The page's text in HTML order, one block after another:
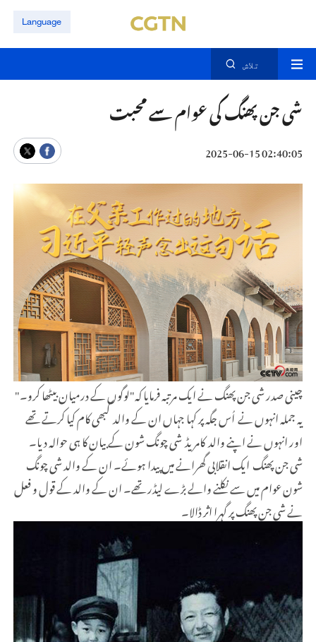
Language
تلاش
شی جن پھنگ کی عوام سے محبت
02:40:05 2025-06-15
چینی صدر شی جن پھنگ نے ایک مرتبہ فرمایا کہ"لوگوں کے درمیان بیٹھا کرو۔"
یہ جملہ انہوں نے اُس جگہ پر کہا جہاں ان کے والد کبھی کام کیا کرتے تھے
اور انہوں نے اپنے والد کامریڈ شی چونگ شون کے بیان کا ہی حوالہ دیا۔
شی جن پھنگ ایک انقلابی گھرانے میں پیدا ہوئے۔ ان کے والدشی چونگ
شونعوام میں سے نکلنے والے بڑے لیڈر تھے۔ ان کے والد کے قول و فعل
نے شی جن پھنگ پر گہرا اثر ڈالا۔